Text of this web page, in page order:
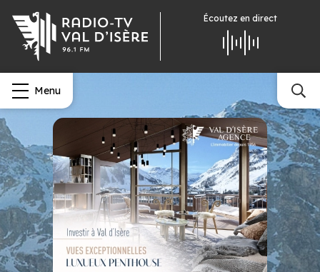
Écoutez en direct
Menu